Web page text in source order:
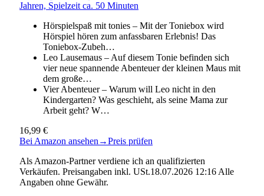
Jahren, Spielzeit ca. 50 Minuten
Hörspielspaß mit tonies – Mit der Toniebox wird
Hörspiel hören zum anfassbaren Erlebnis! Das
Toniebox-Zubeh…
Leo Lausemaus – Auf diesem Tonie befinden sich
vier neue spannende Abenteuer der kleinen Maus mit
dem große…
Vier Abenteuer – Warum will Leo nicht in den
Kindergarten? Was geschieht, als seine Mama zur
Arbeit geht? W…
16,99 €
Bei Amazon ansehen →Preis prüfen
Als Amazon-Partner verdiene ich an qualifizierten
Verkäufen. Preisangaben inkl. USt.18.07.2026 12:16 Alle
Angaben ohne Gewähr.